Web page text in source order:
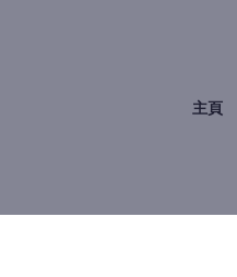
主頁